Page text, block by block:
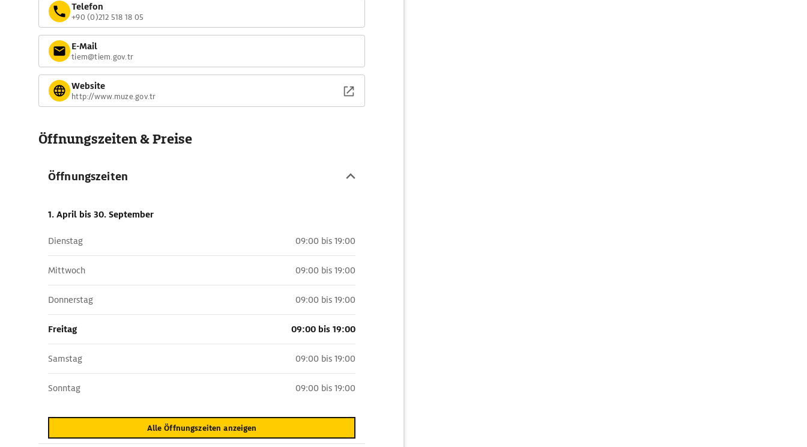
Telefon
+90 (0)212 518 18 05
E-Mail
tiem@tiem.gov.tr
Website
http://www.muze.gov.tr
Öffnungszeiten & Preise
Öffnungszeiten
1. April bis 30. September
Dienstag 09:00 bis 19:00
Mittwoch 09:00 bis 19:00
Donnerstag 09:00 bis 19:00
Freitag 09:00 bis 19:00
Samstag 09:00 bis 19:00
Sonntag 09:00 bis 19:00
Alle Öffnungszeiten anzeigen